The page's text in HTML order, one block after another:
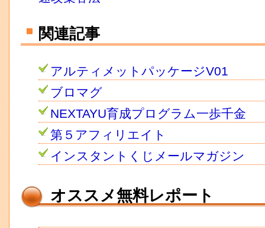
関連記事
アルティメットパッケージV01
ブロマグ
NEXTAYU育成プログラム一歩千金
第５アフィリエイト
インスタントくじメールマガジン
オススメ無料レポート